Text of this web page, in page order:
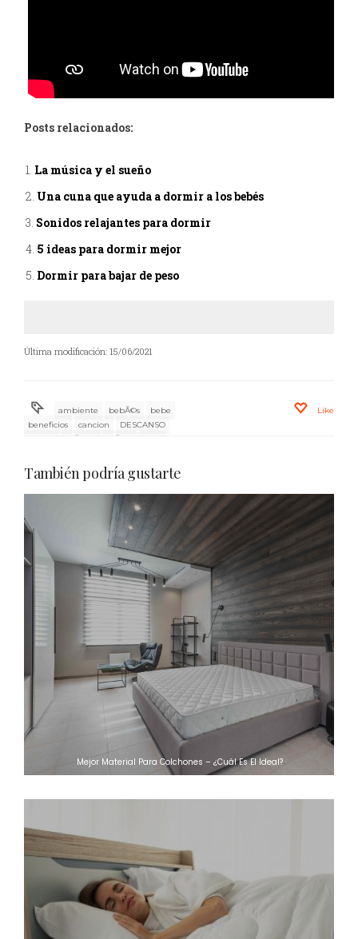
Posts relacionados:
La música y el sueño
Una cuna que ayuda a dormir a los bebés
Sonidos relajantes para dormir
5 ideas para dormir mejor
Dormir para bajar de peso
Última modificación: 15/06/2021
ambiente bebÃ©s
bebe
beneficios
cancion
DESCANSO
Like
También podría gustarte
Mejor Material Para Colchones – ¿Cuál Es El Ideal?